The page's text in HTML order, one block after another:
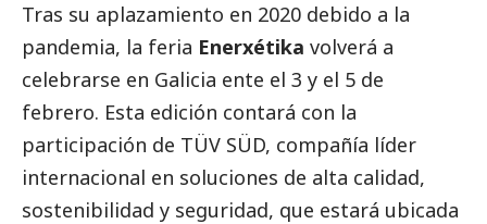
Tras su aplazamiento en 2020 debido a la
pandemia, la feria Enerxétika volverá a
celebrarse en Galicia ente el 3 y el 5 de
febrero. Esta edición contará con la
participación de TÜV SÜD, compañía líder
internacional en soluciones de alta calidad,
sostenibilidad y seguridad, que estará ubicada